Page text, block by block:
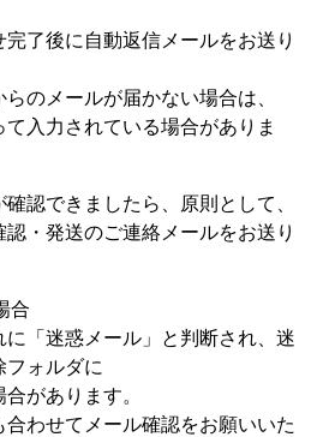
了後に自動返信メールをお送り
のメールが届かない場合は、
入力されている場合がありま
認できましたら、原則として、
・発送のご連絡メールをお送り
合
「迷惑メール」と判断され、迷
フォルダに
があります。
わせてメール確認をお願いいた